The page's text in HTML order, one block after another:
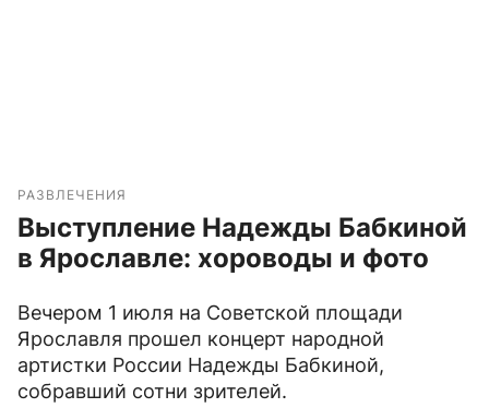
РАЗВЛЕЧЕНИЯ
Выступление Надежды Бабкиной
в Ярославле: хороводы и фото
Вечером 1 июля на Советской площади
Ярославля прошел концерт народной
артистки России Надежды Бабкиной,
собравший сотни зрителей.